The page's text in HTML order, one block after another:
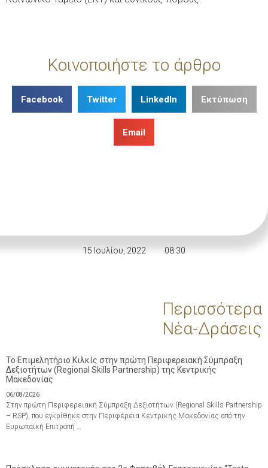
Κοινοποιήστε το άρθρο
Facebook Twitter LinkedIn Εκτύπωση
Email
15 Ιουλίου, 2022 08:30
Περισσότερα
Νέα-Δράσεις
Το Επιμελητήριο Κιλκίς στην πρώτη Περιφερειακή Σύμπραξη
Δεξιοτήτων (Regional Skills Partnership) της Κεντρικής
Μακεδονίας
06/08/2026
Στην πρώτη Περιφερειακή Σύμπραξη Δεξιοτήτων (Regional Skills Partnership
– RSP), που εγκρίθηκε στην Περιφέρεια Κεντρικής Μακεδονίας από την
Ευρωπαϊκή Επιτροπή …